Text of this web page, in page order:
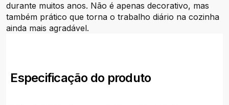
durante muitos anos. Não é apenas decorativo, mas
também prático que torna o trabalho diário na cozinha
ainda mais agradável.
Especificação do produto